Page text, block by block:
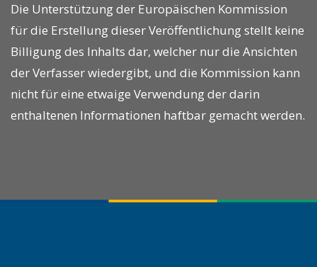
Die Unterstützung der Europäischen Kommission
für die Erstellung dieser Veröffentlichung stellt keine
Billigung des Inhalts dar, welcher nur die Ansichten
der Verfasser wiedergibt, und die Kommission kann
nicht für eine etwaige Verwendung der darin
enthaltenen Informationen haftbar gemacht werden.